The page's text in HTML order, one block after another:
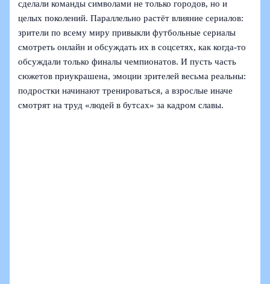
сделали команды символами не только городов, но и
целых поколений. Параллельно растёт влияние сериалов:
зрители по всему миру привыкли футбольные сериалы
смотреть онлайн и обсуждать их в соцсетях, как когда‑то
обсуждали только финалы чемпионатов. И пусть часть
сюжетов приукрашена, эмоции зрителей весьма реальны:
подростки начинают тренироваться, а взрослые иначе
смотрят на труд «людей в бутсах» за кадром славы.